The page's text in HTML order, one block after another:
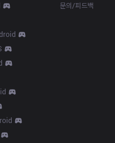
문의/피드백